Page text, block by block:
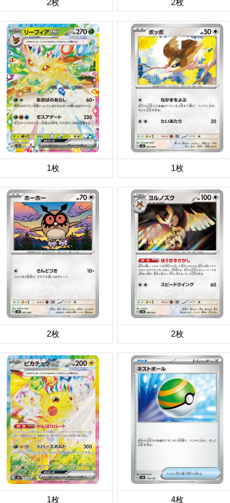
2枚 2枚
1枚 1枚
2枚 2枚
1枚 4枚